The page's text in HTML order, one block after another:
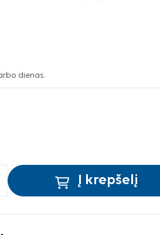
dienas.
Į krepšelį